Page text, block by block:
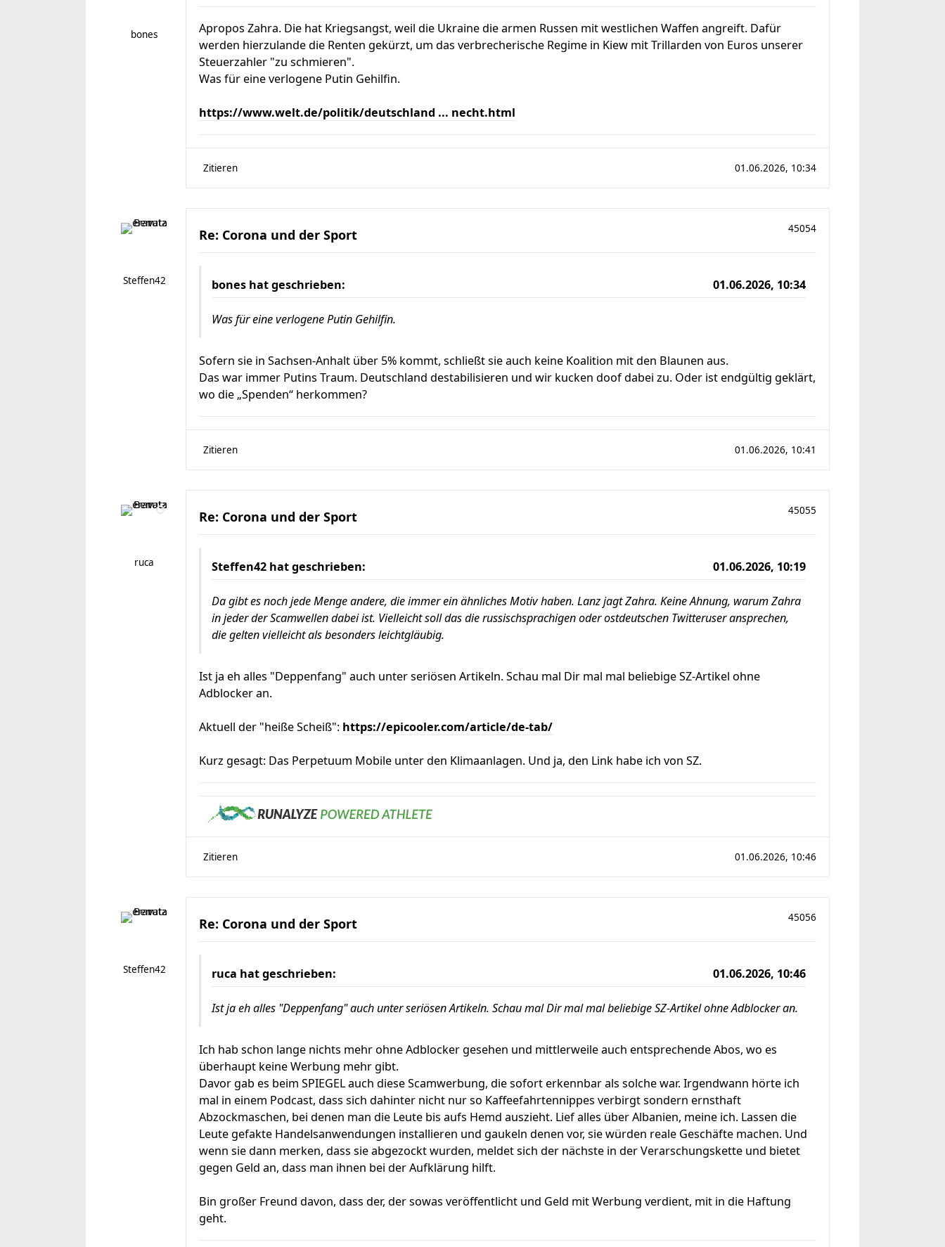
bones
Apropos Zahra. Die hat Kriegsangst, weil die Ukraine die armen Russen mit westlichen Waffen angreift. Dafür
werden hierzulande die Renten gekürzt, um das verbrecherische Regime in Kiew mit Trillarden von Euros unserer
Steuerzahler "zu schmieren".
Was für eine verlogene Putin Gehilfin.
https://www.welt.de/politik/deutschland ... necht.html
Zitieren 01.06.2026, 10:34
Steffen42
Re: Corona und der Sport 45054
bones hat geschrieben: 01.06.2026, 10:34
Was für eine verlogene Putin Gehilfin.
Sofern sie in Sachsen-Anhalt über 5% kommt, schließt sie auch keine Koalition mit den Blaunen aus.
Das war immer Putins Traum. Deutschland destabilisieren und wir kucken doof dabei zu. Oder ist endgültig geklärt,
wo die „Spenden“ herkommen?
Zitieren 01.06.2026, 10:41
ruca
Re: Corona und der Sport 45055
Steffen42 hat geschrieben: 01.06.2026, 10:19
Da gibt es noch jede Menge andere, die immer ein ähnliches Motiv haben. Lanz jagt Zahra. Keine Ahnung, warum Zahra
in jeder der Scamwellen dabei ist. Vielleicht soll das die russischsprachigen oder ostdeutschen Twitteruser ansprechen,
die gelten vielleicht als besonders leichtgläubig.
Ist ja eh alles "Deppenfang" auch unter seriösen Artikeln. Schau mal Dir mal mal beliebige SZ-Artikel ohne
Adblocker an.
Aktuell der "heiße Scheiß": https://epicooler.com/article/de-tab/
Kurz gesagt: Das Perpetuum Mobile unter den Klimaanlagen. Und ja, den Link habe ich von SZ.
Zitieren 01.06.2026, 10:46
Steffen42
Re: Corona und der Sport 45056
ruca hat geschrieben: 01.06.2026, 10:46
Ist ja eh alles "Deppenfang" auch unter seriösen Artikeln. Schau mal Dir mal mal beliebige SZ-Artikel ohne Adblocker an.
Ich hab schon lange nichts mehr ohne Adblocker gesehen und mittlerweile auch entsprechende Abos, wo es
überhaupt keine Werbung mehr gibt.
Davor gab es beim SPIEGEL auch diese Scamwerbung, die sofort erkennbar als solche war. Irgendwann hörte ich
mal in einem Podcast, dass sich dahinter nicht nur so Kaffeefahrtennippes verbirgt sondern ernsthaft
Abzockmaschen, bei denen man die Leute bis aufs Hemd auszieht. Lief alles über Albanien, meine ich. Lassen die
Leute gefakte Handelsanwendungen installieren und gaukeln denen vor, sie würden reale Geschäfte machen. Und
wenn sie dann merken, dass sie abgezockt wurden, meldet sich der nächste in der Verarschungskette und bietet
gegen Geld an, dass man ihnen bei der Aufklärung hilft.
Bin großer Freund davon, dass der, der sowas veröffentlicht und Geld mit Werbung verdient, mit in die Haftung
geht.